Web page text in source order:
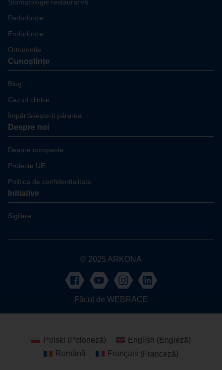
Stomatologie restaurativă
Pedodonție
Endodonție
Ortodonție
Cunoștințe
Blog
Cazuri clinice
Împărtășește-ți părerea
Despre noi
Despre companie
Proiecte UE
Politica de confidențialitate
Initiative
Sigilare
© 2025 ARKONA
Făcut de WEBRACE
Polski (Poloneză) English (Engleză)
Română
Français (Franceză)